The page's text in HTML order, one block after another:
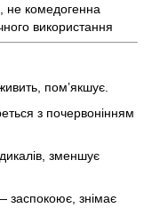
не комедогенна
використання
пом’якшує.
з почервонінням
зменшує
заспокоює, знімає